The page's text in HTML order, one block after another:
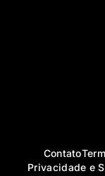
Contato
Privacidade e